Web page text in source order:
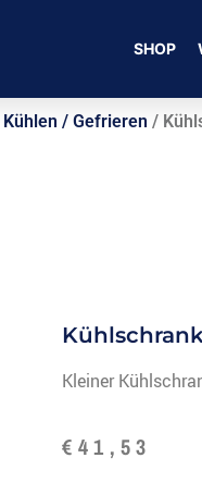
SHOP
Kühlen / Gefrieren /
Kleiner
€ 41,53